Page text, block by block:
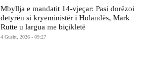
Mbyllja e mandatit 14-vjeçar: Pasi dorëzoi
detyrën si kryeministër i Holandës, Mark
Rutte u largua me biçikletë
4 Gusht, 2026 - 09:27